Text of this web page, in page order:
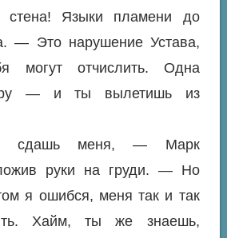
стена! Языки пламени до
— Это нарушение Устава,
могут отчислить. Одна
— и ты вылетишь из
меня, — Марк
руки на груди. — Но
я ошибся, меня так и так
Хайм, ты же знаешь,